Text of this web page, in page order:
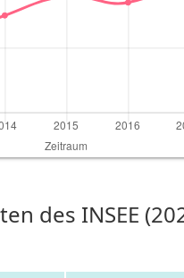
des INSEE